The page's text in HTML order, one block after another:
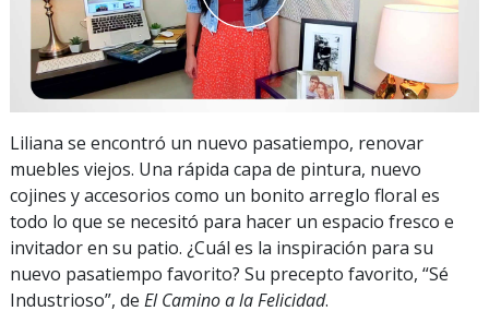
Liliana se encontró un nuevo pasatiempo, renovar
muebles viejos. Una rápida capa de pintura, nuevo
cojines y accesorios como un bonito arreglo floral es
todo lo que se necesitó para hacer un espacio fresco e
invitador en su patio. ¿Cuál es la inspiración para su
nuevo pasatiempo favorito? Su precepto favorito, “Sé
Industrioso”, de El Camino a la Felicidad.